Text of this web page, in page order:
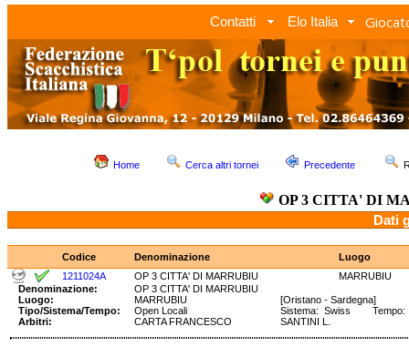
Contatti Elo Italia
Home Cerca altri tornei Precedente
OP 3 CITTA' DI
Dati
Codice Denominazione
Luogo
1211024A
OP 3 CITTA' DI MARRUBIU
MARRUBIU
Denominazione:
OP 3 CITTA' DI MARRUBIU
Luogo:
MARRUBIU
[Oristano - Sardegna]
Tipo/Sistema/Tempo:
Open Locali
Sistema: Swiss Tempo:
Arbitri:
CARTA FRANCESCO SANTINI L.